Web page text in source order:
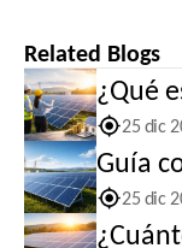
Related Blogs
¿Qué
25 dic
Guía
25 dic